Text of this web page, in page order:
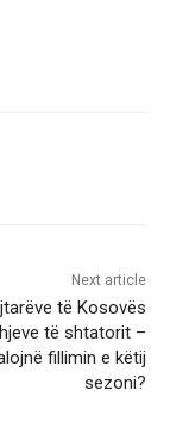
Next article
të Kosovës
të shtatorit –
fillimin e këtij
sezoni?